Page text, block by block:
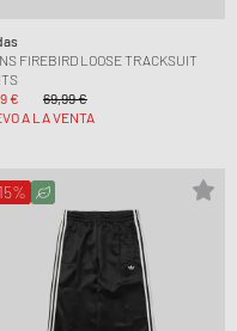
FIREBIRD LOOSE TRACKSUIT
€
69,99 €
A LA VENTA